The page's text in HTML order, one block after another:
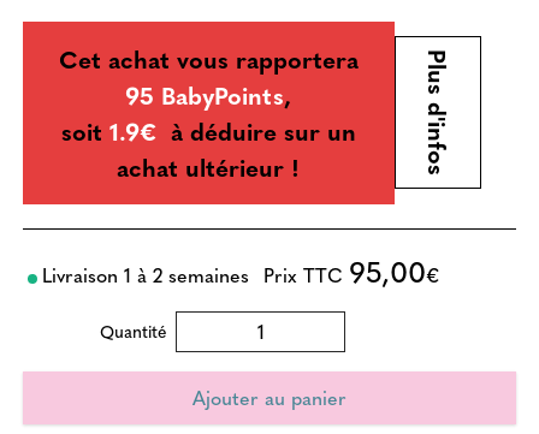
Cet achat vous rapportera
95 BabyPoints,
soit 1.9€ à déduire sur un
achat ultérieur !
Plus d'infos
Livraison 1 à 2 semaines Prix TTC 95,00€
Quantité